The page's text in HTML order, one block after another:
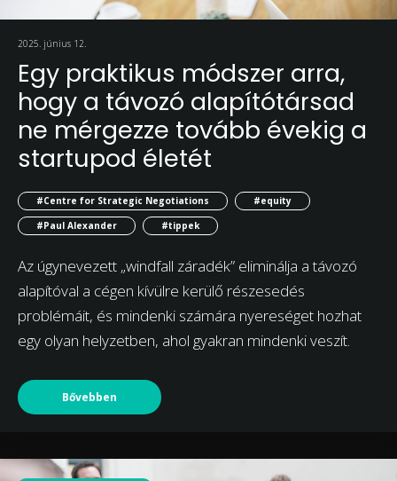
2025. június 12.
Egy praktikus módszer arra,
hogy a távozó alapítótársad
ne mérgezze tovább évekig a
startupod életét
#Centre for Strategic Negotiations
#equity
#Paul Alexander
#tippek
Az úgynevezett „windfall záradék” eliminálja a távozó
alapítóval a cégen kívülre kerülő részesedés
problémáit, és mindenki számára nyereséget hozhat
egy olyan helyzetben, ahol gyakran mindenki veszít.
Bővebben